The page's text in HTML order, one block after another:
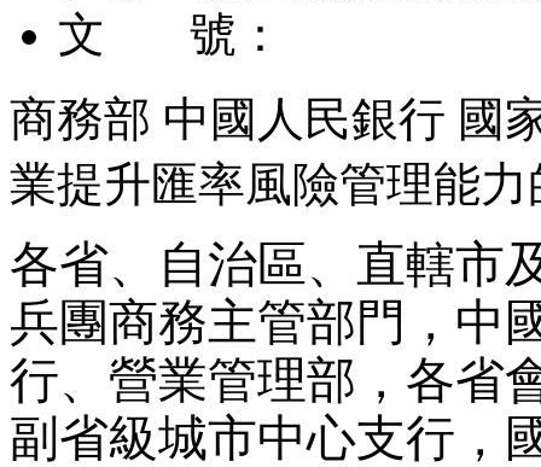
文 號：
商務部 中國人民銀行 國
業提升匯率風險管理能力
各省、自治區、直轄市
兵團商務主管部門，中
行、營業管理部，各省
副省級城市中心支行，